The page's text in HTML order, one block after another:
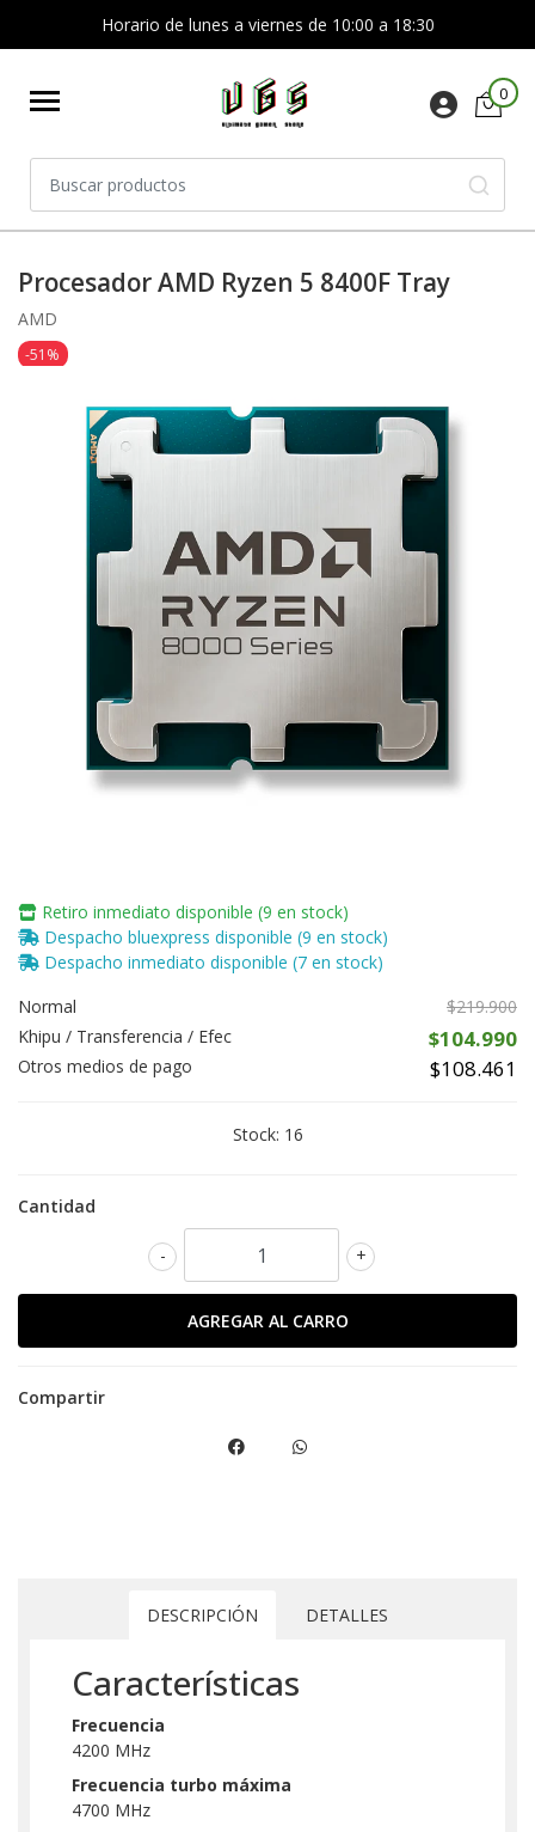
Horario de lunes a viernes de 10:00 a 18:30
0
Procesador AMD Ryzen 5 8400F Tray
AMD
-51%
Retiro inmediato disponible (9 en stock)
Despacho bluexpress disponible (9 en stock)
Despacho inmediato disponible (7 en stock)
Normal
$219.900
Khipu / Transferencia / Efec
$104.990
Otros medios de pago $108.461
Stock: 16
Cantidad
+
-
Compartir
DESCRIPCIÓN DETALLES
Características
Frecuencia
4200 MHz
Frecuencia turbo máxima
4700 MHz